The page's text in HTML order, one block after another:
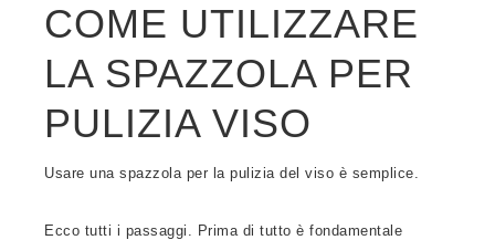
COME UTILIZZARE
LA SPAZZOLA PER
PULIZIA VISO
Usare una spazzola per la pulizia del viso è semplice.
Ecco tutti i passaggi. Prima di tutto è fondamentale